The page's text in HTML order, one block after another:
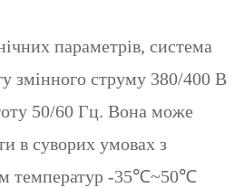
параметрів, система
змінного струму 380/400 В
50/60 Гц. Вона може
в суворих умовах з
температур -35℃~50℃